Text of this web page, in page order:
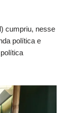
cumpriu, nesse
política e